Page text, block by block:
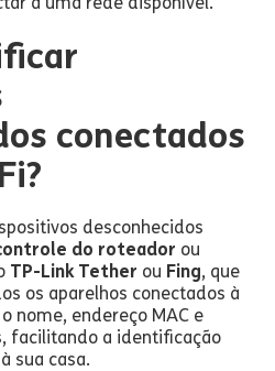
conectados
desconhecidos
do roteador ou
TP-Link Tether ou Fing, que
os aparelhos conectados à
nome, endereço MAC e
facilitando a identificação
sua casa.